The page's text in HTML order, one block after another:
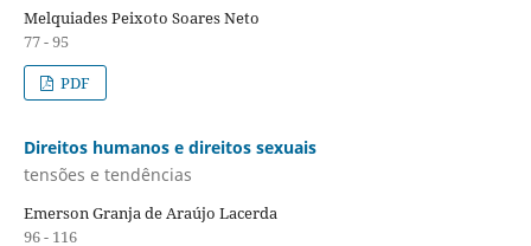
Melquiades Peixoto Soares Neto
77 - 95
PDF
Direitos humanos e direitos sexuais
tensões e tendências
Emerson Granja de Araújo Lacerda
96 - 116